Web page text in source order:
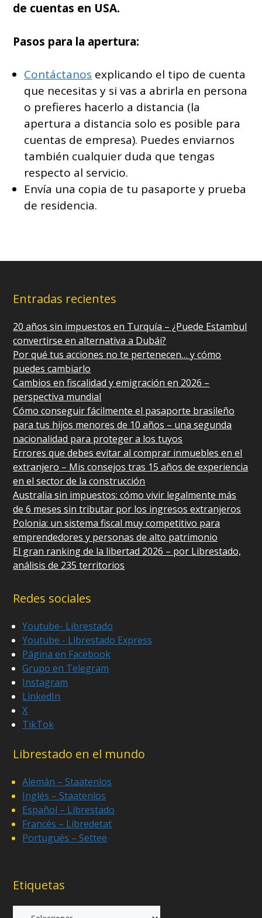
de cuentas en USA.
Pasos para la apertura:
Contáctanos explicando el tipo de cuenta
que necesitas y si vas a abrirla en persona
o prefieres hacerlo a distancia (la
apertura a distancia solo es posible para
cuentas de empresa). Puedes enviarnos
también cualquier duda que tengas
respecto al servicio.
Envía una copia de tu pasaporte y prueba
de residencia.
Entradas recientes
20 años sin impuestos en Turquía – ¿Puede Estambul
convertirse en alternativa a Dubái?
Por qué tus acciones no te pertenecen… y cómo
puedes cambiarlo
Cambios en fiscalidad y emigración en 2026 –
perspectiva mundial
Cómo conseguir fácilmente el pasaporte brasileño
para tus hijos menores de 10 años – una segunda
nacionalidad para proteger a los tuyos
Errores que debes evitar al comprar inmuebles en el
extranjero – Mis consejos tras 15 años de experiencia
en el sector de la construcción
Australia sin impuestos: cómo vivir legalmente más
de 6 meses sin tributar por los ingresos extranjeros
Polonia: un sistema fiscal muy competitivo para
emprendedores y personas de alto patrimonio
El gran ranking de la libertad 2026 – por Librestado,
análisis de 235 territorios
Redes sociales
Youtube- Librestado
Youtube - Librestado Express
Página en Facebook
Grupo en Telegram
Instagram
LinkedIn
X
TikTok
Librestado en el mundo
Alemán – Staatenlos
Inglés – Staatenlos
Español – Librestado
Francés – Libredetat
Portugués – Settee
Etiquetas